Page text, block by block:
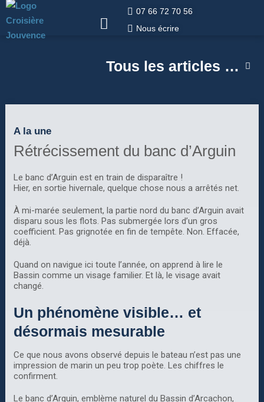
07 66 72 70 56
Nous écrire
Tous les articles …
A la une
Rétrécissement du banc d’Arguin
Le banc d’Arguin est en train de disparaître !
Hier, en sortie hivernale, quelque chose nous a arrêtés net.
À mi-marée seulement, la partie nord du banc d’Arguin avait
disparu sous les flots. Pas submergée lors d’un gros
coefficient. Pas grignotée en fin de tempête. Non. Effacée,
déjà.
Quand on navigue ici toute l’année, on apprend à lire le
Bassin comme un visage familier. Et là, le visage avait
changé.
Un phénomène visible… et
désormais mesurable
Ce que nous avons observé depuis le bateau n’est pas une
impression de marin un peu trop poète. Les chiffres le
confirment.
Le banc d’Arguin, emblème naturel du Bassin d’Arcachon,